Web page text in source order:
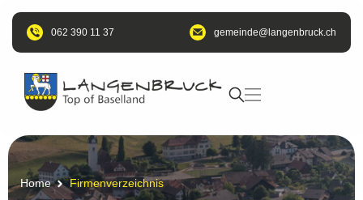
062 390 11 37 hc.kcurbnegnal
@edniemeg
Home Firmenverzeichnis